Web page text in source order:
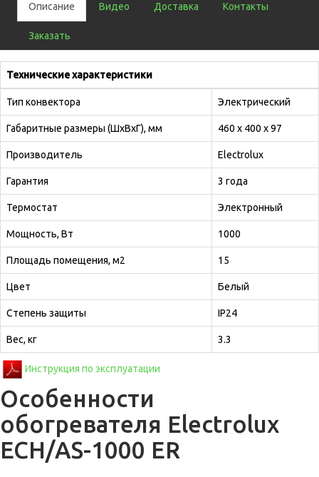
Описание Видео Доставка Контакты
Заказать
Технические характеристики
Тип конвектора Электрический
Габаритные размеры (ШхВхГ), мм 460 х 400 х 97
Производитель Electrolux
Гарантия 3 года
Термостат Электронный
Мощность, Вт 1000
Площадь помещения, м2 15
Цвет Белый
Степень защиты IP24
Вес, кг 3.3
Инструкция по эксплуатации
Особенности
обогревателя Electrolux
ECH/AS-1000 ER